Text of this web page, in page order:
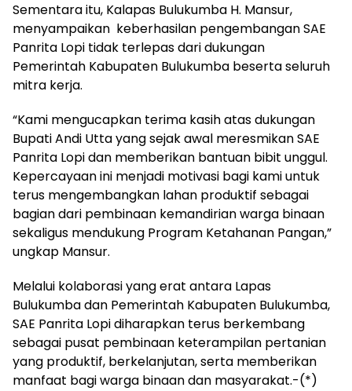
Sementara itu, Kalapas Bulukumba H. Mansur,
menyampaikan keberhasilan pengembangan SAE
Panrita Lopi tidak terlepas dari dukungan
Pemerintah Kabupaten Bulukumba beserta seluruh
mitra kerja.
“Kami mengucapkan terima kasih atas dukungan
Bupati Andi Utta yang sejak awal meresmikan SAE
Panrita Lopi dan memberikan bantuan bibit unggul.
Kepercayaan ini menjadi motivasi bagi kami untuk
terus mengembangkan lahan produktif sebagai
bagian dari pembinaan kemandirian warga binaan
sekaligus mendukung Program Ketahanan Pangan,”
ungkap Mansur.
Melalui kolaborasi yang erat antara Lapas
Bulukumba dan Pemerintah Kabupaten Bulukumba,
SAE Panrita Lopi diharapkan terus berkembang
sebagai pusat pembinaan keterampilan pertanian
yang produktif, berkelanjutan, serta memberikan
manfaat bagi warga binaan dan masyarakat.-(*)